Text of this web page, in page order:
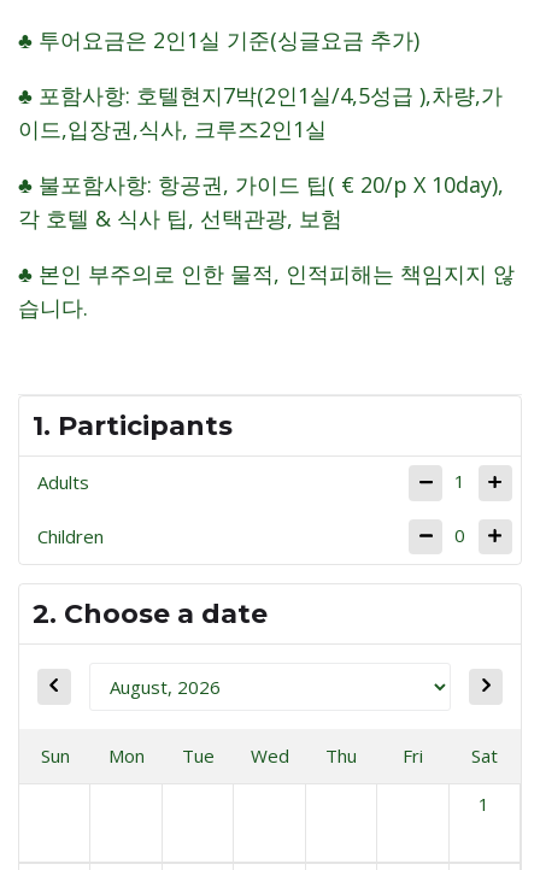
♣ 투어요금은 2인1실 기준(싱글요금 추가)
♣ 포함사항: 호텔현지7박(2인1실/4,5성급 ),차량,가
이드,입장권,식사, 크루즈2인1실
♣ 불포함사항: 항공권, 가이드 팁( € 20/p X 10day),
각 호텔 & 식사 팁, 선택관광, 보험
♣ 본인 부주의로 인한 물적, 인적피해는 책임지지 않
습니다.
1. Participants
Adults 1
Children 0
2. Choose a date
Sun Mon Tue Wed Thu Fri
Sat
1